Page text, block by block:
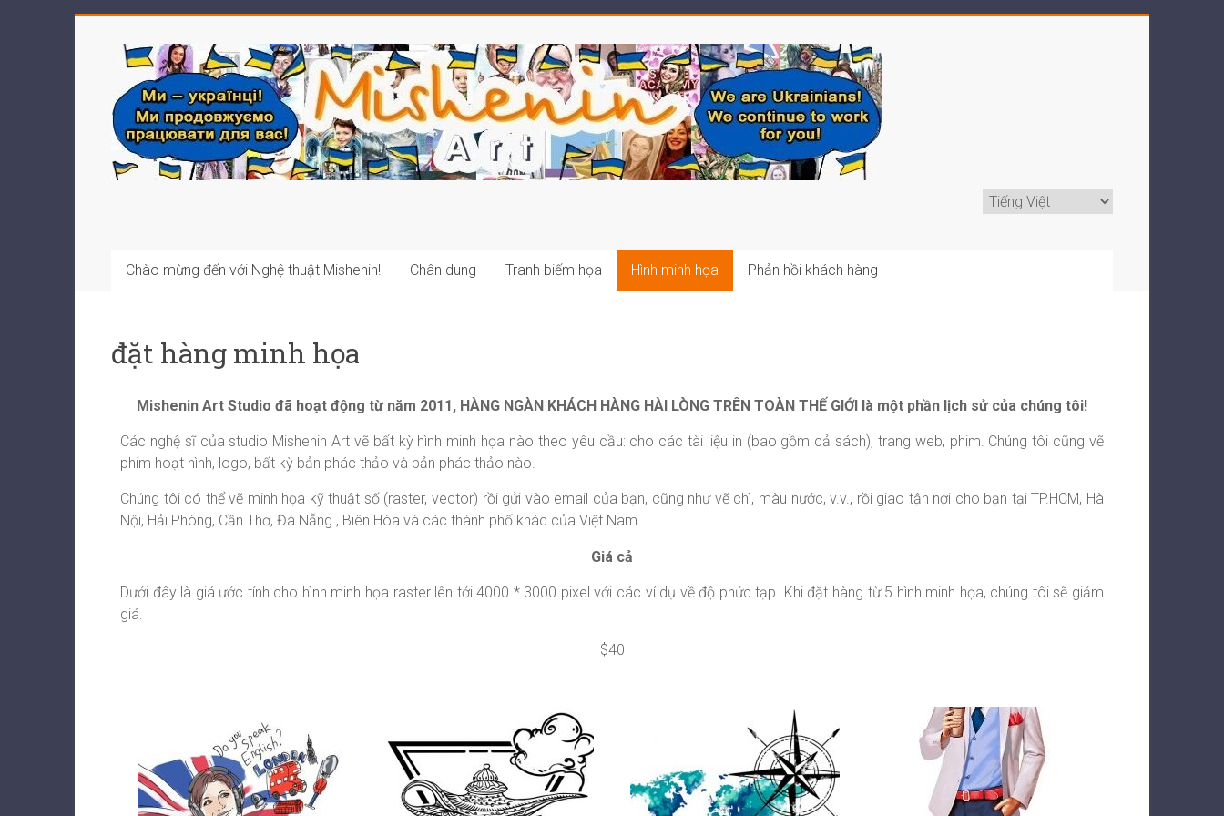
Chào mừng đến với Nghệ thuật Mishenin! Chân dung Tranh biếm họa Hình minh họa Phản hồi khách hàng
đặt hàng minh họa
Mishenin Art Studio đã hoạt động từ năm 2011, HÀNG NGÀN KHÁCH HÀNG HÀI LÒNG TRÊN TOÀN THẾ GIỚI là một phần lịch sử của chúng tôi!
Các nghệ sĩ của studio Mishenin Art vẽ bất kỳ hình minh họa nào theo yêu cầu: cho các tài liệu in (bao gồm cả sách), trang web, phim. Chúng tôi cũng vẽ
phim hoạt hình, logo, bất kỳ bản phác thảo và bản phác thảo nào.
Chúng tôi có thể vẽ minh họa kỹ thuật số (raster, vector) rồi gửi vào email của bạn, cũng như vẽ chì, màu nước, v.v., rồi giao tận nơi cho bạn tại TP.HCM, Hà
Nội, Hải Phòng, Cần Thơ, Đà Nẵng , Biên Hòa và các thành phố khác của Việt Nam.
Giá cả
Dưới đây là giá ước tính cho hình minh họa raster lên tới 4000 * 3000 pixel với các ví dụ về độ phức tạp. Khi đặt hàng từ 5 hình minh họa, chúng tôi sẽ giảm
giá.
$40